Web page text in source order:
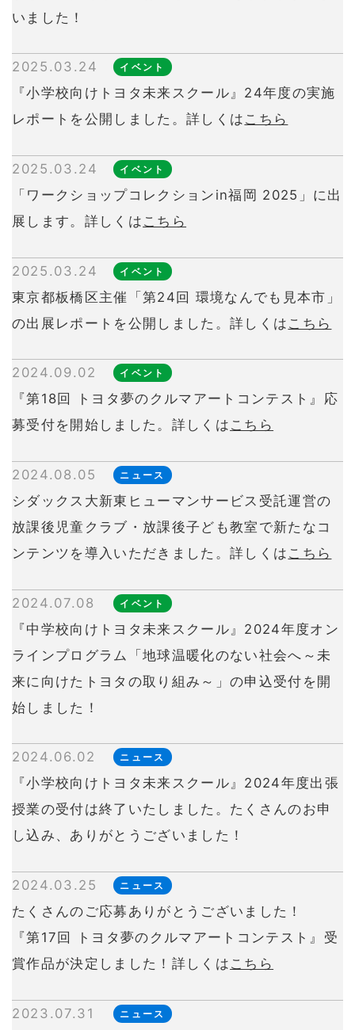
いました！
2025.03.24 イベント
『小学校向けトヨタ未来スクール』24年度の実施
レポートを公開しました。詳しくは こちら
2025.03.24 イベント
「ワークショップコレクションin福岡 2025」に出
展します。詳しくは こちら
2025.03.24 イベント
東京都板橋区主催「第24回 環境なんでも見本市」
の出展レポートを公開しました。詳しくは こちら
2024.09.02 イベント
『第18回 トヨタ夢のクルマアートコンテスト』応
募受付を開始しました。詳しくは こちら
2024.08.05 ニュース
シダックス大新東ヒューマンサービス受託運営の
放課後児童クラブ・放課後子ども教室で新たなコ
ンテンツを導入いただきました。詳しくは こちら
2024.07.08 イベント
『中学校向けトヨタ未来スクール』2024年度オン
ラインプログラム「地球温暖化のない社会へ～未
来に向けたトヨタの取り組み～」の申込受付を開
始しました！
2024.06.02 ニュース
『小学校向けトヨタ未来スクール』2024年度出張
授業の受付は終了いたしました。たくさんのお申
し込み、ありがとうございました！
2024.03.25 ニュース
たくさんのご応募ありがとうございました！
『第17回 トヨタ夢のクルマアートコンテスト』受
賞作品が決定しました！詳しくは こちら
2023.07.31 ニュース